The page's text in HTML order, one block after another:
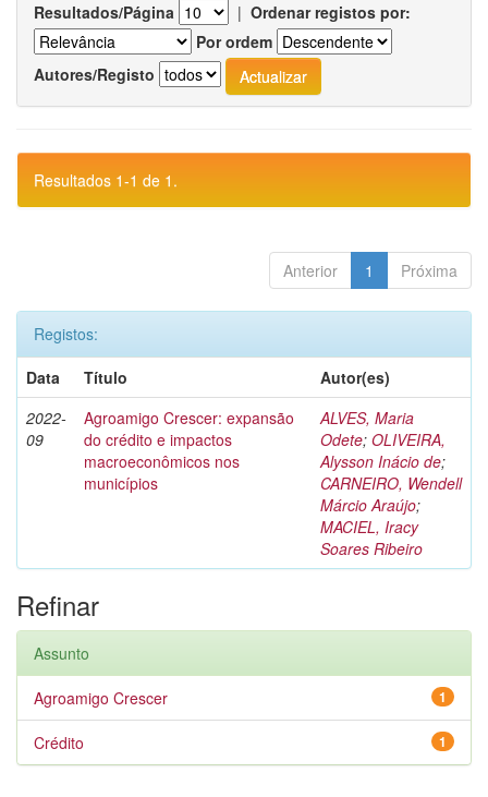
Resultados/Página | Ordenar registos por:
Por ordem
Autores/Registo
Resultados 1-1 de 1.
Anterior 1 Próxima
Registos:
Data
Título
Autor(es)
2022-
09
Agroamigo Crescer: expansão
do crédito e impactos
macroeconômicos nos
municípios
ALVES, Maria
Odete; OLIVEIRA,
Alysson Inácio de;
CARNEIRO, Wendell
Márcio Araújo;
MACIEL, Iracy
Soares Ribeiro
Refinar
Assunto
1
Agroamigo Crescer
1
Crédito